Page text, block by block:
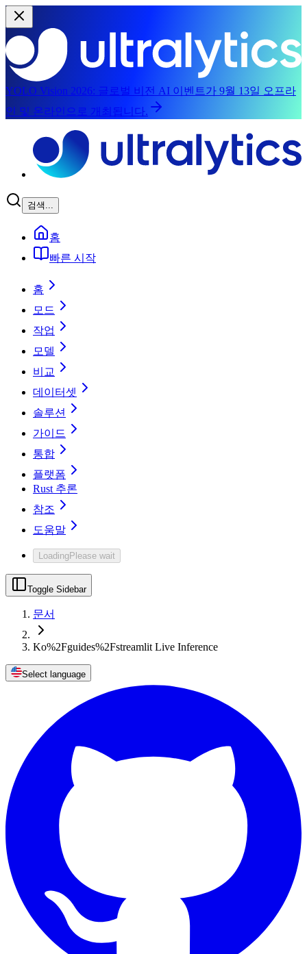
YOLO Vision 2026: 글로벌 비전 AI 이벤트가 9월 13일 오프라
인 및 온라인으로 개최됩니다.
검색...
홈
빠른 시작
홈
모드
작업
모델
비교
데이터셋
솔루션
가이드
통합
플랫폼
Rust 추론
참조
도움말
LoadingPlease wait
Toggle Sidebar
문서
Ko%2Fguides%2Fstreamlit Live Inference
Select language